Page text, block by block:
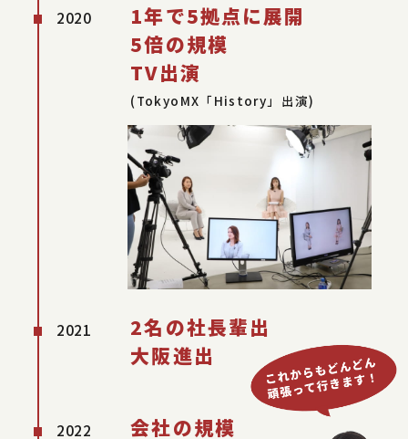
2020
1年で5拠点に展開
5倍の規模
TV出演
(TokyoMX「History」出演)
2021
2名の社長輩出
大阪進出
2022 会社の規模